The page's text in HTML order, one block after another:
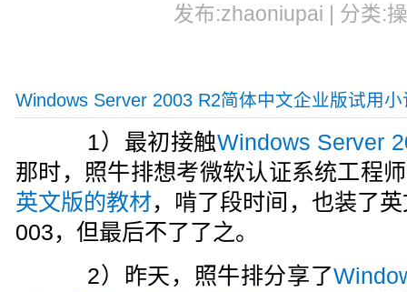
发布:zhaoniupai | 分类:
Windows Server 2003 R2简体中文企业版试用小
1）最初接触Windows Server
那时，照牛排想考微软认证系统工程
英文版的教材，啃了段时间，也装了
003，但最后不了了之。
2）昨天，照牛排分享了